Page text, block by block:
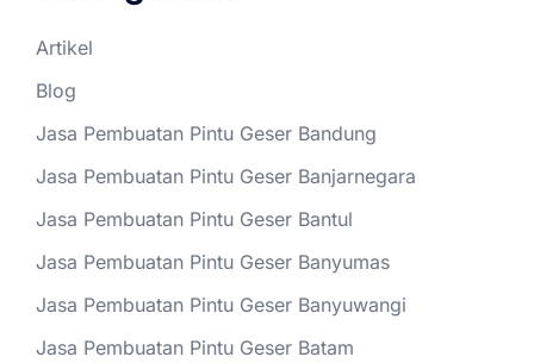
Artikel
Blog
Jasa Pembuatan Pintu Geser Bandung
Jasa Pembuatan Pintu Geser Banjarnegara
Jasa Pembuatan Pintu Geser Bantul
Jasa Pembuatan Pintu Geser Banyumas
Jasa Pembuatan Pintu Geser Banyuwangi
Jasa Pembuatan Pintu Geser Batam